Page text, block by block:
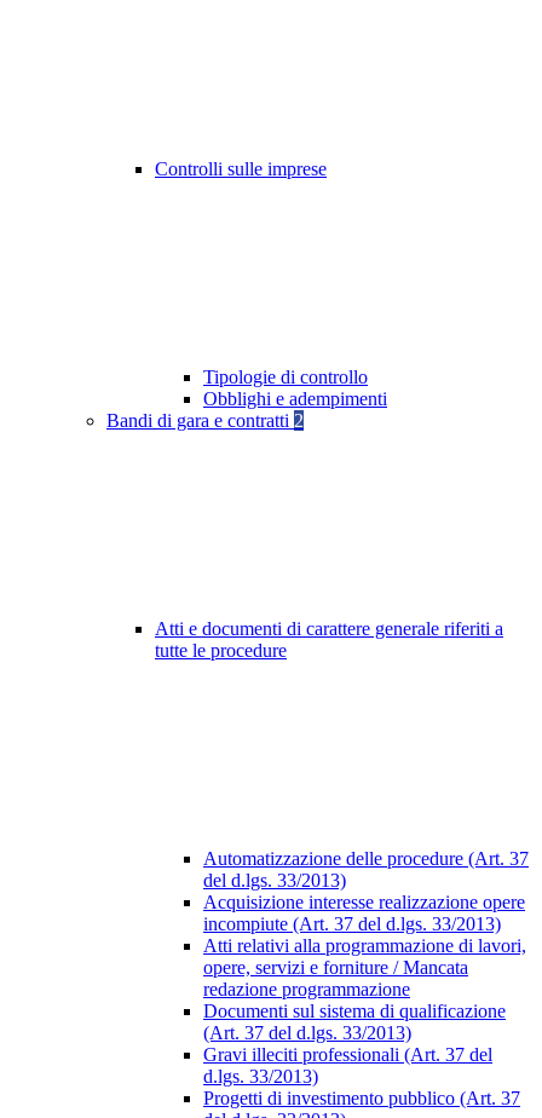
Controlli sulle imprese
Tipologie di controllo
Obblighi e adempimenti
Bandi di gara e contratti 2
Atti e documenti di carattere generale riferiti a
tutte le procedure
Automatizzazione delle procedure (Art. 37
del d.lgs. 33/2013)
Acquisizione interesse realizzazione opere
incompiute (Art. 37 del d.lgs. 33/2013)
Atti relativi alla programmazione di lavori,
opere, servizi e forniture / Mancata
redazione programmazione
Documenti sul sistema di qualificazione
(Art. 37 del d.lgs. 33/2013)
Gravi illeciti professionali (Art. 37 del
d.lgs. 33/2013)
Progetti di investimento pubblico (Art. 37